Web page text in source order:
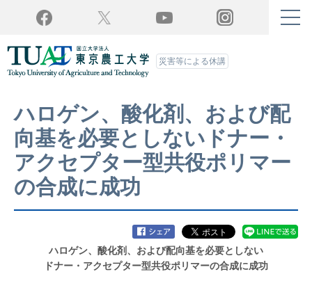
Facebook YouTube Instagram
災害等による休講
ハロゲン、酸化剤、および配
向基を必要としないドナー・
アクセプター型共役ポリマー
の合成に成功
ハロゲン、酸化剤、および配向基を必要としない
ドナー・アクセプター型共役ポリマーの合成に成功